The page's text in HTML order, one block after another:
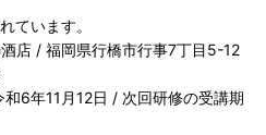
ています。
店 / 福岡県行橋市行事7丁目5-12
6年11月12日 / 次回研修の受講期